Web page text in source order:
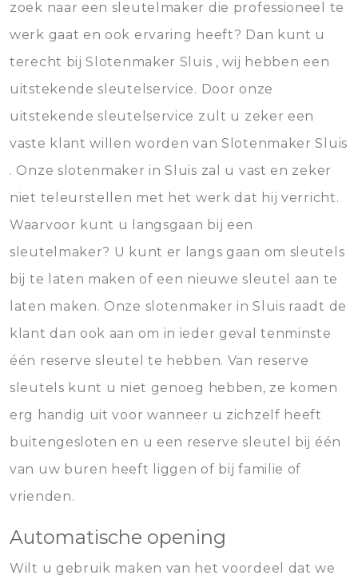
zoek naar een sleutelmaker die professioneel te
werk gaat en ook ervaring heeft? Dan kunt u
terecht bij Slotenmaker Sluis , wij hebben een
uitstekende sleutelservice. Door onze
uitstekende sleutelservice zult u zeker een
vaste klant willen worden van Slotenmaker Sluis
. Onze slotenmaker in Sluis zal u vast en zeker
niet teleurstellen met het werk dat hij verricht.
Waarvoor kunt u langsgaan bij een
sleutelmaker? U kunt er langs gaan om sleutels
bij te laten maken of een nieuwe sleutel aan te
laten maken. Onze slotenmaker in Sluis raadt de
klant dan ook aan om in ieder geval tenminste
één reserve sleutel te hebben. Van reserve
sleutels kunt u niet genoeg hebben, ze komen
erg handig uit voor wanneer u zichzelf heeft
buitengesloten en u een reserve sleutel bij één
van uw buren heeft liggen of bij familie of
vrienden.
Automatische opening
Wilt u gebruik maken van het voordeel dat we